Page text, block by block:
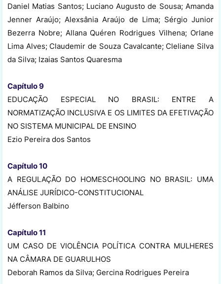
Daniel Matias Santos; Luciano Augusto de Sousa; Amanda
Jenner Araújo; Alexsânia Araújo de Lima; Sérgio Junior
Bezerra Nobre; Allana Quéren Rodrigues Vilhena; Orlane
Lima Alves; Claudemir de Souza Cavalcante; Cleliane Silva
da Silva; Izaias Santos Quaresma
Capítulo 9
EDUCAÇÃO ESPECIAL NO BRASIL: ENTRE A
NORMATIZAÇÃO INCLUSIVA E OS LIMITES DA EFETIVAÇÃO
NO SISTEMA MUNICIPAL DE ENSINO
Ezio Pereira dos Santos
Capítulo 10
A REGULAÇÃO DO HOMESCHOOLING NO BRASIL: UMA
ANÁLISE JURÍDICO-CONSTITUCIONAL
Jéfferson Balbino
Capítulo 11
UM CASO DE VIOLÊNCIA POLÍTICA CONTRA MULHERES
NA CÂMARA DE GUARULHOS
Deborah Ramos da Silva; Gercina Rodrigues Pereira